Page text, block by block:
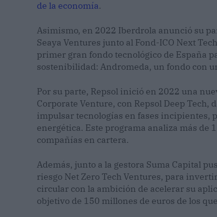
de la economía.
Asimismo, en 2022 Iberdrola anunció su
Seaya Ventures junto al Fond-ICO Next
primer gran fondo tecnológico de España
sostenibilidad: Andromeda, un fondo con
Por su parte, Repsol inició en 2022 una
Corporate Venture, con Repsol Deep Tech,
impulsar tecnologías en fases incipientes,
energética. Este programa analiza más de
compañías en cartera.
Además, junto a la gestora Suma Capital
riesgo Net Zero Tech Ventures, para
circular con la ambición de acelerar su
objetivo de 150 millones de euros de los